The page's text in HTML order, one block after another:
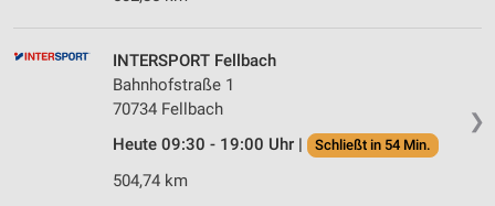
❯
INTERSPORT Fellbach
Bahnhofstraße 1
70734 Fellbach
Heute 09:30 - 19:00 Uhr |
Schließt in 54 Min.
504,74 km